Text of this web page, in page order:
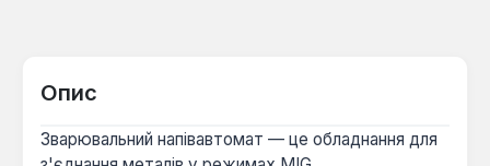
Опис
Зварювальний напівавтомат — це обладнання для